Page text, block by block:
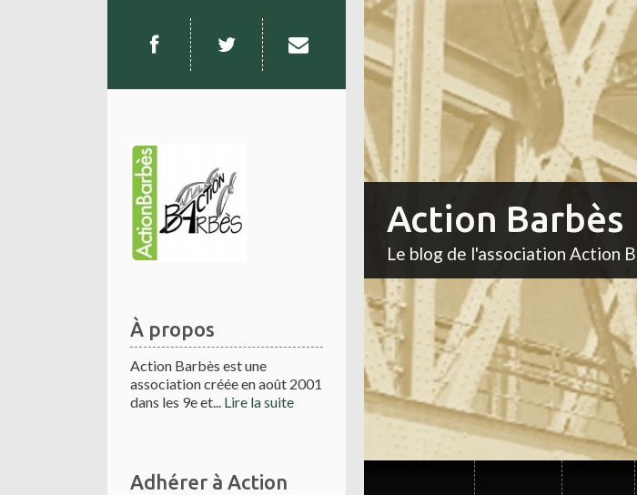
À propos
Action Barbès est une
association créée en août 2001
dans les 9e et... Lire la suite
Adhérer à Action
Action Barbès
Le blog de l'association Action